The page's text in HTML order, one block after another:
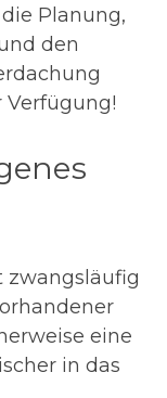
Planung,
den
Verfügung!
zwangsläufig
eine
in das